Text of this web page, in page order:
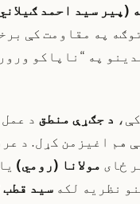
(پیر سید احمد
په مقاومت کې
په “ناپاکو
د جګړې منطق د
هم اغیزمن کړل. د
ځای مولانا (رومي) یا
نظریه لکه سید قطب (۱۹۰۶-